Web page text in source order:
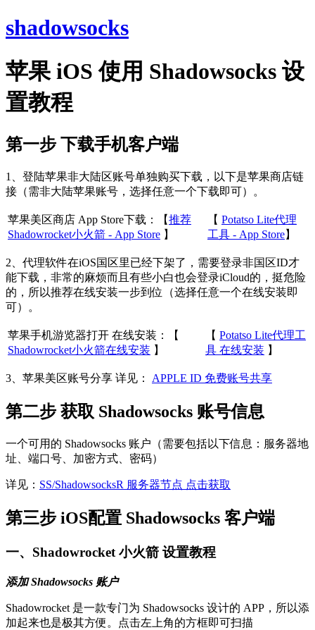
shadowsocks
苹果 iOS 使用 Shadowsocks 设
置教程
第一步 下载手机客户端
1、登陆苹果非大陆区账号单独购买下载，以下是苹果商店链
接（需非大陆苹果账号，选择任意一个下载即可）。
苹果美区商店 App Store下载：【推荐
Shadowrocket小火箭 - App Store 】
【 Potatso Lite代理
工具 - App Store】
2、代理软件在iOS国区里已经下架了，需要登录非国区ID才
能下载，非常的麻烦而且有些小白也会登录iCloud的，挺危险
的，所以推荐在线安装一步到位（选择任意一个在线安装即
可）。
苹果手机游览器打开 在线安装：【
Shadowrocket小火箭在线安装 】
【 Potatso Lite代理工
具 在线安装 】
3、苹果美区账号分享 详见： APPLE ID 免费账号共享
第二步 获取 Shadowsocks 账号信息
一个可用的 Shadowsocks 账户（需要包括以下信息：服务器地
址、端口号、加密方式、密码）
详见： SS/ShadowsocksR 服务器节点 点击获取
第三步 iOS配置 Shadowsocks 客户端
一、Shadowrocket 小火箭 设置教程
添加 Shadowsocks 账户
Shadowrocket 是一款专门为 Shadowsocks 设计的 APP，所以添
加起来也是极其方便。点击左上角的方框即可扫描